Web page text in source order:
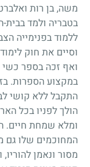
משה, בן רות
בטבריה ולמד
ללמוד בפנימייה
וסיים את חוק
ואף זכה בספר כשי
במקצוע הספרות.
התקבל ללא קושי
הולך לפניו בכל
ומלא שמחת חיים.
המחוכמים שלו גם
מסור ונאמן